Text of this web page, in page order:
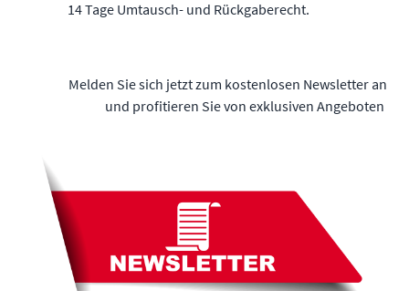
14 Tage Umtausch- und Rückgaberecht.
Melden Sie sich jetzt zum kostenlosen Newsletter an
und profitieren Sie von exklusiven Angeboten